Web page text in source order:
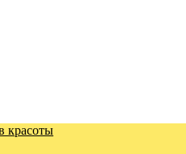
красоты